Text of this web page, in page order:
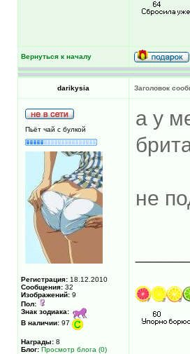
Вернуться к началу
darikysia Заголовок
Пьёт чай с булкой
Регистрация: 18.12.2010
Сообщения: 32
Изображений: 9
Пол:
Знак зодиака:
В наличии: 97
Награды: 8
Блог: Просмотр блога (0)
а у
не